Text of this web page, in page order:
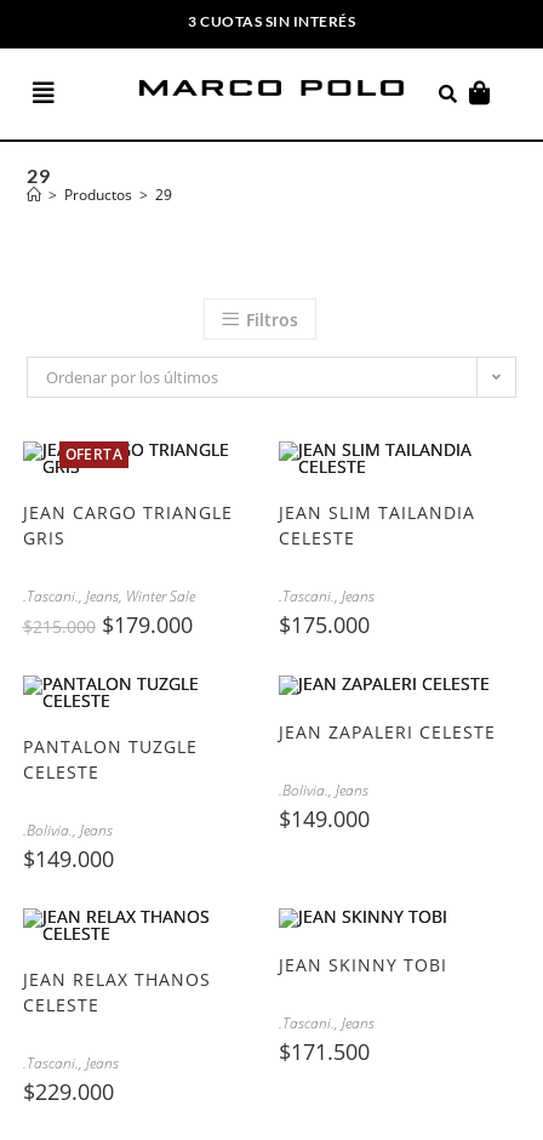
3 CUOTAS SIN INTERÉS
29
> Productos > 29
Filtros
Ordenar por los últimos
OFERTA
JEAN CARGO TRIANGLE
GRIS
.Tascani., Jeans, Winter Sale
$215.000 $179.000
JEAN SLIM TAILANDIA
CELESTE
.Tascani.,Jeans
$175.000
PANTALON TUZGLE
CELESTE
.Bolivia., Jeans
$149.000
JEAN ZAPALERI CELESTE
.Bolivia.,Jeans
$149.000
JEAN RELAX THANOS
CELESTE
.Tascani., Jeans
$229.000
JEAN SKINNY TOBI
.Tascani.,Jeans
$171.500